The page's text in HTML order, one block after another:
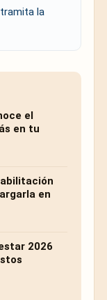
la
el
en tu
en
2026